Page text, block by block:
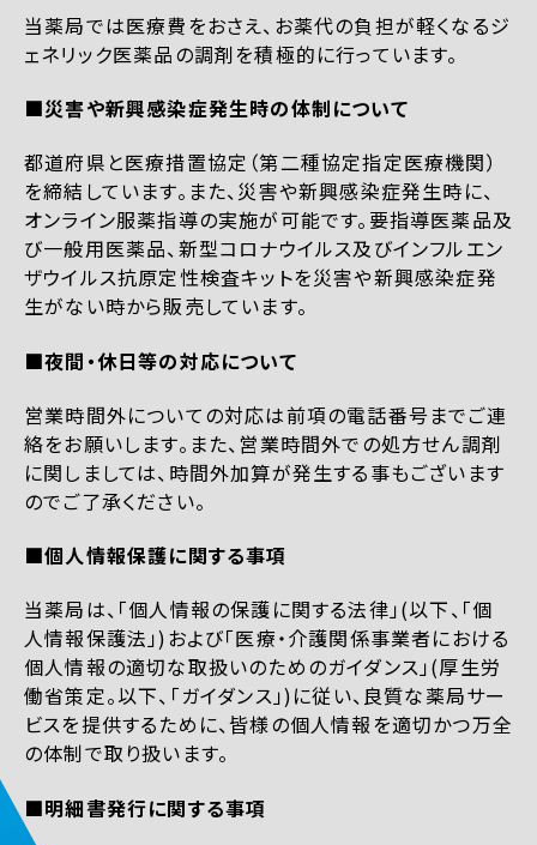
当薬局では医療費をおさえ、お薬代の負担が軽くなるジ
ェネリック医薬品の調剤を積極的に行っています。
■災害や新興感染症発生時の体制について
都道府県と医療措置協定（第二種協定指定医療機関）
を締結しています。また、災害や新興感染症発生時に、
オンライン服薬指導の実施が可能です。要指導医薬品及
び一般用医薬品、新型コロナウイルス及びインフルエン
ザウイルス抗原定性検査キットを災害や新興感染症発
生がない時から販売しています。
■夜間・休日等の対応について
営業時間外についての対応は前項の電話番号までご連
絡をお願いします。また、営業時間外での処方せん調剤
に関しましては、時間外加算が発生する事もございます
のでご了承ください。
■個人情報保護に関する事項
当薬局は、「個人情報の保護に関する法律」(以下、「個
人情報保護法」)および「医療・介護関係事業者における
個人情報の適切な取扱いのためのガイダンス」(厚生労
働省策定。以下、「ガイダンス」)に従い、良質な薬局サー
ビスを提供するために、皆様の個人情報を適切かつ万全
の体制で取り扱います。
■明細書発行に関する事項